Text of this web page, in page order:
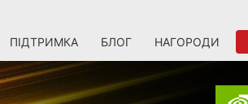
ПІДТРИМКА БЛОГ НАГОРОДИ